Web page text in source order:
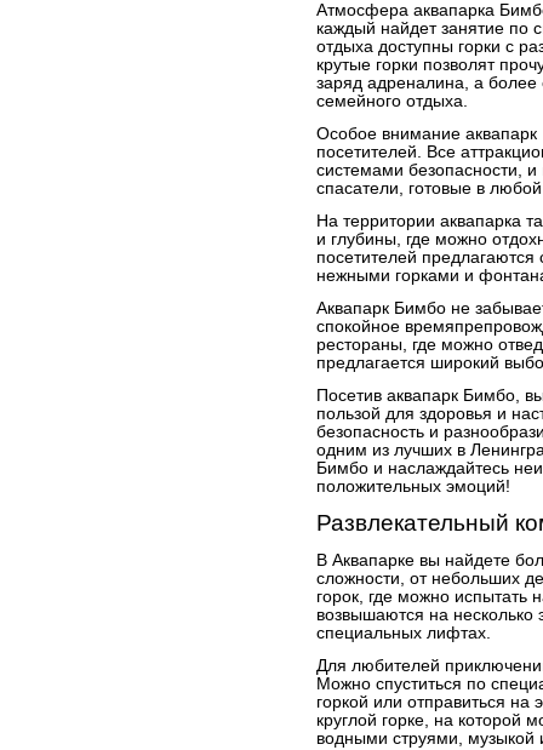
Атмосфера аквапарка
каждый найдет занятие по
отдыха доступны горки с
крутые горки позволят
заряд адреналина, а более
семейного отдыха.
Особое внимание аквапарк
посетителей. Все
системами безопасности,
спасатели, готовые в
На территории аквапарка
и глубины, где можно
посетителей
нежными горками и
Аквапарк Бимбо не
спокойное
рестораны, где можно
предлагается широкий
Посетив аквапарк Бимбо,
пользой для здоровья и
безопасность и
одним из лучших в
Бимбо и наслаждайтесь
положительных эмоций!
Развлекательный
В Аквапарке вы найдете
сложности, от небольших
горок, где можно испытать
возвышаются на несколько
специальных лифтах.
Для любителей
Можно спуститься по
горкой или отправиться
круглой горке, на которой
водными струями, музыкой